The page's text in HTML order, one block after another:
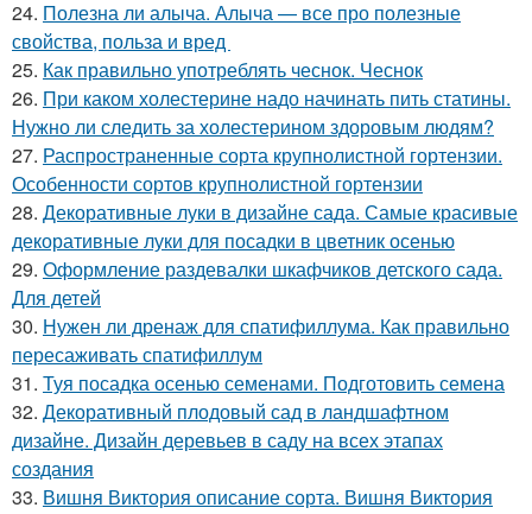
24. Полезна ли алыча. Алыча — все про полезные
свойства, польза и вред
25. Как правильно употреблять чеснок. Чеснок
26. При каком холестерине надо начинать пить статины.
Нужно ли следить за холестерином здоровым людям?
27. Распространенные сорта крупнолистной гортензии.
Особенности сортов крупнолистной гортензии
28. Декоративные луки в дизайне сада. Самые красивые
декоративные луки для посадки в цветник осенью
29. Оформление раздевалки шкафчиков детского сада.
Для детей
30. Нужен ли дренаж для спатифиллума. Как правильно
пересаживать спатифиллум
31. Туя посадка осенью семенами. Подготовить семена
32. Декоративный плодовый сад в ландшафтном
дизайне. Дизайн деревьев в саду на всех этапах
создания
33. Вишня Виктория описание сорта. Вишня Виктория